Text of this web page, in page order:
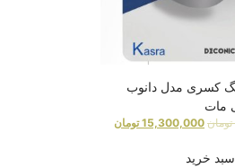
کسری مدل دانوب
مات
تومان 15,300,000 تومان
خرید